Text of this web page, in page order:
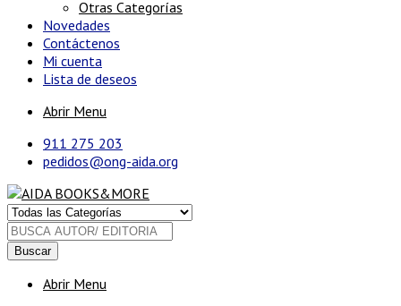
Otras Categorías
Novedades
Contáctenos
Mi cuenta
Lista de deseos
Abrir Menu
911 275 203
pedidos@ong-aida.org
Buscar
Abrir Menu